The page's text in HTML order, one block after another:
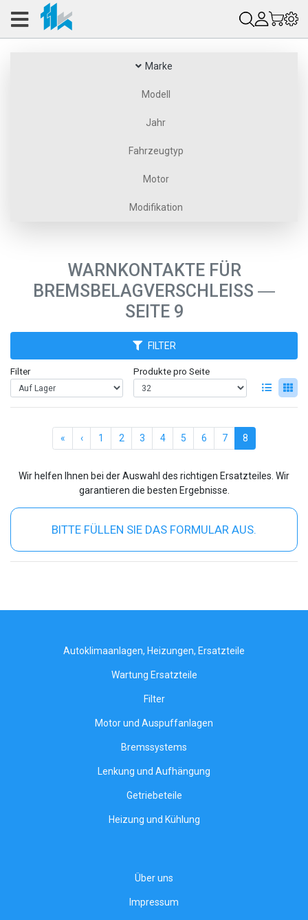
Marke
Modell
Jahr
Fahrzeugtyp
Motor
Modifikation
WARNKONTAKTE FÜR
BREMSBELAGVERSCHLEISS ― S
EITE 9
FILTER
Filter Produkte pro Seite
« ‹ 1 2 3 4 5 6 7 8(current)
Wir helfen Ihnen bei der Auswahl des richtigen Ersatzteiles. Wir
garantieren die besten Ergebnisse.
BITTE FÜLLEN SIE DAS FORMULAR AUS.
Autoklimaanlagen, Heizungen, Ersatzteile
Wartung Ersatzteile
Filter
Motor und Auspuffanlagen
Bremssystems
Lenkung und Aufhängung
Getriebeteile
Heizung und Kühlung
Über uns
Impressum